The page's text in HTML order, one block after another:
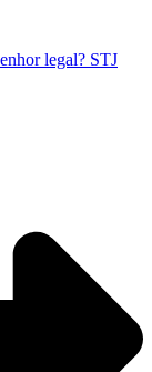
legal? STJ